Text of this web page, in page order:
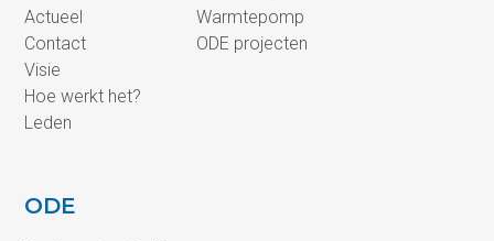
Actueel
Contact
Visie
Hoe werkt het?
Leden
Warmtepomp
ODE projecten
ODE